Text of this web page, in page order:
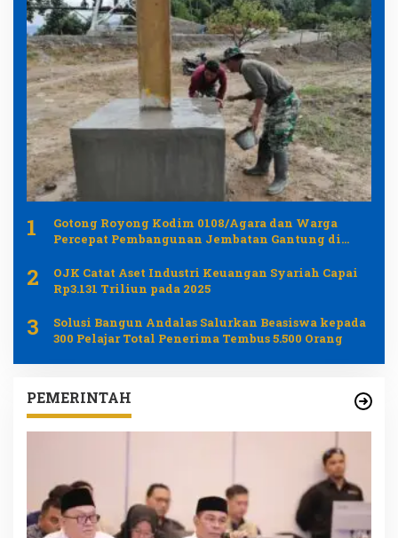
1
Gotong Royong Kodim 0108/Agara dan Warga
Percepat Pembangunan Jembatan Gantung di
2
OJK Catat Aset Industri Keuangan Syariah Capai
Rp3.131 Triliun pada 2025
3
Solusi Bangun Andalas Salurkan Beasiswa kepada
300 Pelajar Total Penerima Tembus 5.500 Orang
PEMERINTAH